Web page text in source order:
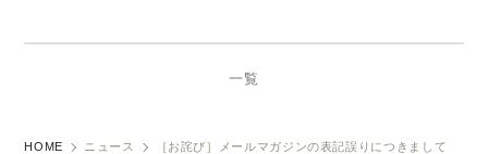
一覧
HOME ニュース ［お詫び］メールマガジンの表記誤りにつきまして